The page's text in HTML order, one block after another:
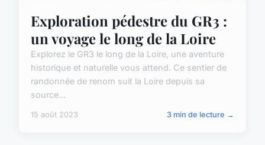
Exploration pédestre du GR3 :
un voyage le long de la Loire
Explorez le GR3 le long de la Loire, une aventure
historique et naturelle vous attend. Ce sentier de
randonnée de renom suit la Loire depuis sa
source...
15 août 2023 3 min de lecture →